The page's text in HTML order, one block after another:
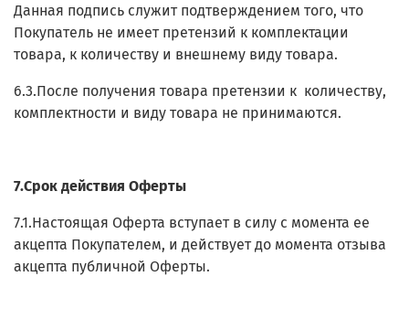
Данная подпись служит подтверждением того, что
Покупатель не имеет претензий к комплектации
товара, к количеству и внешнему виду товара.
6.3.После получения товара претензии к количеству,
комплектности и виду товара не принимаются.
7.Срок действия Оферты
7.1.Настоящая Оферта вступает в силу с момента ее
акцепта Покупателем, и действует до момента отзыва
акцепта публичной Оферты.